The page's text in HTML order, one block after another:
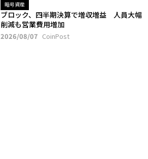
暗号資産
ブロック、四半期決算で増収増益 人員大幅
削減も営業費用増加
2026/08/07 CoinPost